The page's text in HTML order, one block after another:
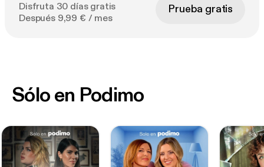
Disfruta 30 días gratis
Después 9,99 € / mes
Prueba gratis
Sólo en Podimo